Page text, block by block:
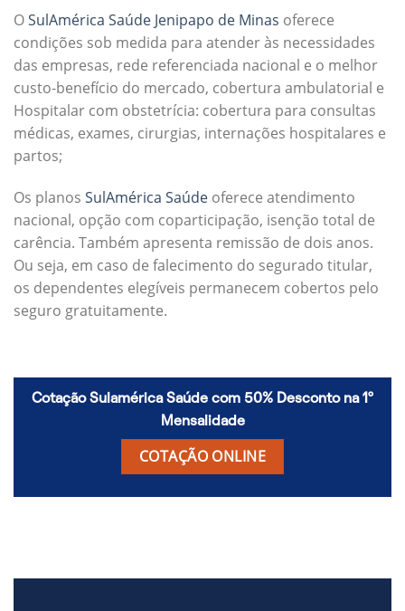
OSulAmérica Saúde Jenipapo de Minas oferece
condições sob medida para atender às necessidades
das empresas, rede referenciada nacional e o melhor
custo-benefício do mercado, cobertura ambulatorial e
Hospitalar com obstetrícia: cobertura para consultas
médicas, exames, cirurgias, internações hospitalares e
partos;
Os planos SulAmérica Saúde oferece atendimento
nacional, opção com coparticipação, isenção total de
carência. Também apresenta remissão de dois anos.
Ou seja, em caso de falecimento do segurado titular,
os dependentes elegíveis permanecem cobertos pelo
seguro gratuitamente.
Cotação Sulamérica Saúde com 50% Desconto na 1º
Mensalidade
COTAÇÃO ONLINE